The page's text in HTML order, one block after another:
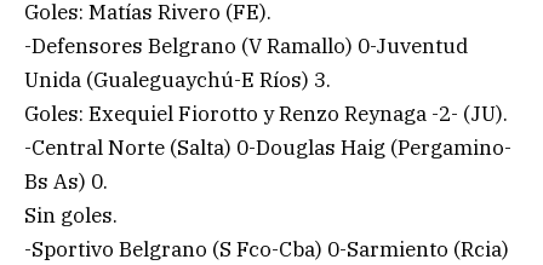
Goles: Matías Rivero (FE).
-Defensores Belgrano (V Ramallo) 0-Juventud
Unida (Gualeguaychú-E Ríos) 3.
Goles: Exequiel Fiorotto y Renzo Reynaga -2- (JU).
-Central Norte (Salta) 0-Douglas Haig (Pergamino-
Bs As) 0.
Sin goles.
-Sportivo Belgrano (S Fco-Cba) 0-Sarmiento (Rcia)